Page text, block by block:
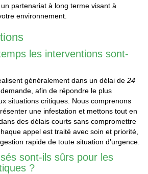
partenariat à long terme visant à
environnement.
les interventions sont-
généralement dans un délai de 24
afin de répondre le plus
situations critiques. Nous comprenons
une infestation et mettons tout en
des délais courts sans compromettre
appel est traité avec soin et priorité,
rapide de toute situation d'urgence.
sont-ils sûrs pour les
?